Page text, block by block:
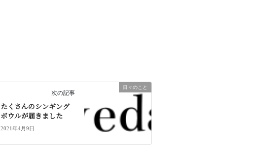
日々のこと
次の記事
たくさんのシンギング
ボウルが届きました
2021年4月9日